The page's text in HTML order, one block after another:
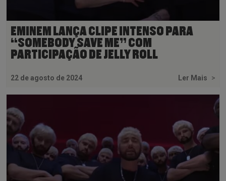
EMINEM LANÇA CLIPE INTENSO PARA
“SOMEBODY SAVE ME” COM
PARTICIPAÇÃO DE JELLY ROLL
22 de agosto de 2024 Ler Mais >